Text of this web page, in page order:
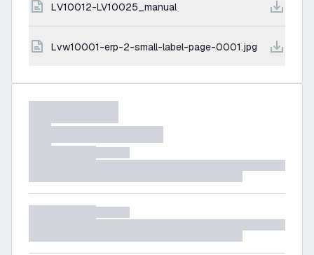
LV10012-LV10025_manual
lvw10001-erp-2-small-label-page-0001.jpg